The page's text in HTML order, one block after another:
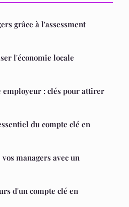
grâce à l'assessment
l'économie locale
employeur : clés pour attirer
du compte clé en
managers avec un
d'un compte clé en